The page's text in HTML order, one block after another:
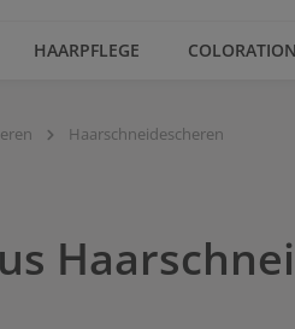
HAARPFLEGE COLORATION
Haarschneidescheren